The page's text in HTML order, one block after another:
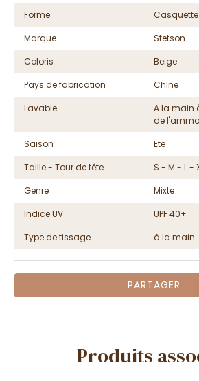
Forme
Casquette
Marque
Stetson
Coloris
Beige
Pays de fabrication
Chine
Lavable
A la main
de
Saison
Ete
Taille - Tour de tête
S - M - L -
Genre
Mixte
Indice UV
UPF 40+
Type de tissage
à la main
PARTAGER
Produits